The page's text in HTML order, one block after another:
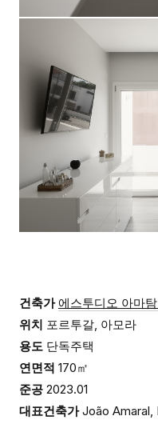
건축가 에스투디오 아마
위치 포르투갈, 아모라
용도 단독주택
연면적 170㎡
준공 2023.01
대표건축가João Amaral,